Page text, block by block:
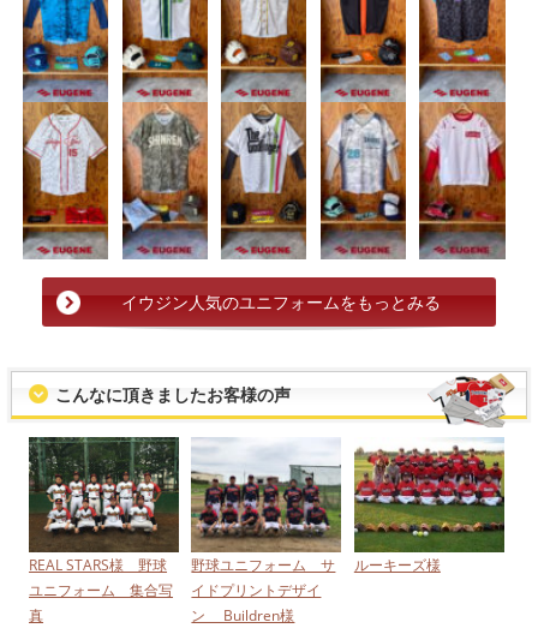
イウジン人気のユニフォームをもっとみる
こんなに頂きましたお客様の声
REAL STARS様 野球
ユニフォーム 集合写
真
野球ユニフォーム サ
イドプリントデザイ
ン Buildren様
ルーキーズ様